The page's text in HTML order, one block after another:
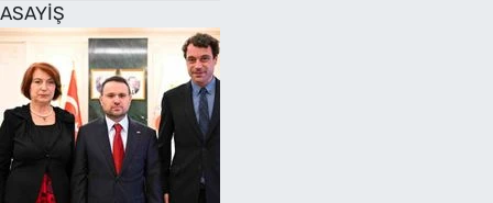
ASAYİŞ